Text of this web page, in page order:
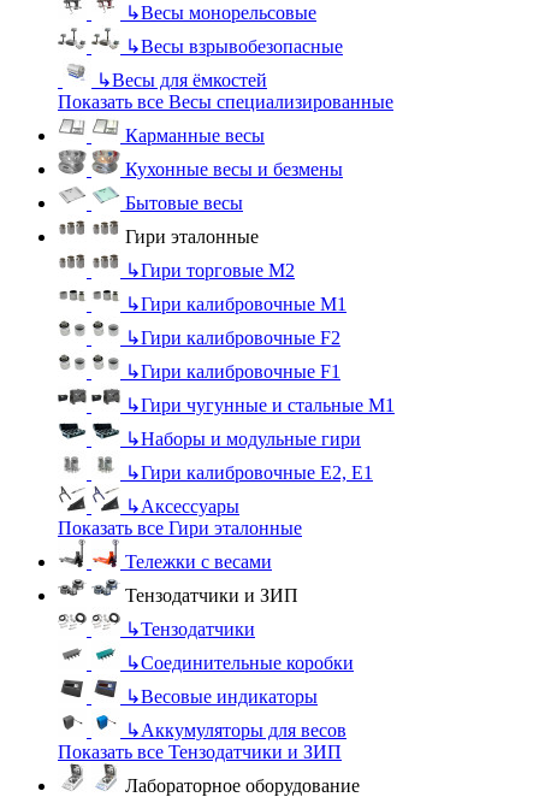
↳Весы монорельсовые
↳Весы взрывобезопасные
↳Весы для ёмкостей
Показать все Весы специализированные
Карманные весы
Кухонные весы и безмены
Бытовые весы
Гири эталонные
↳Гири торговые М2
↳Гири калибровочные М1
↳Гири калибровочные F2
↳Гири калибровочные F1
↳Гири чугунные и стальные М1
↳Наборы и модульные гири
↳Гири калибровочные E2, Е1
↳Аксессуары
Показать все Гири эталонные
Тележки с весами
Тензодатчики и ЗИП
↳Тензодатчики
↳Соединительные коробки
↳Весовые индикаторы
↳Аккумуляторы для весов
Показать все Тензодатчики и ЗИП
Лабораторное оборудование